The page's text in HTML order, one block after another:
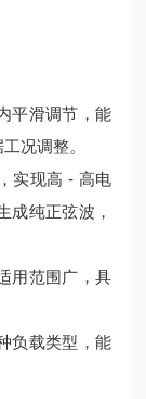
平滑调节，能
况调整。
实现高 - 高电
成纯正弦波，
用范围广，具
负载类型，能